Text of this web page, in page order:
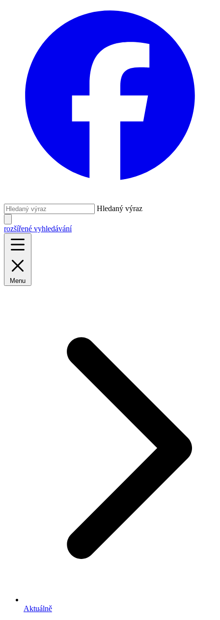
Hledaný výraz
rozšířené vyhledávání
Menu
Aktuálně